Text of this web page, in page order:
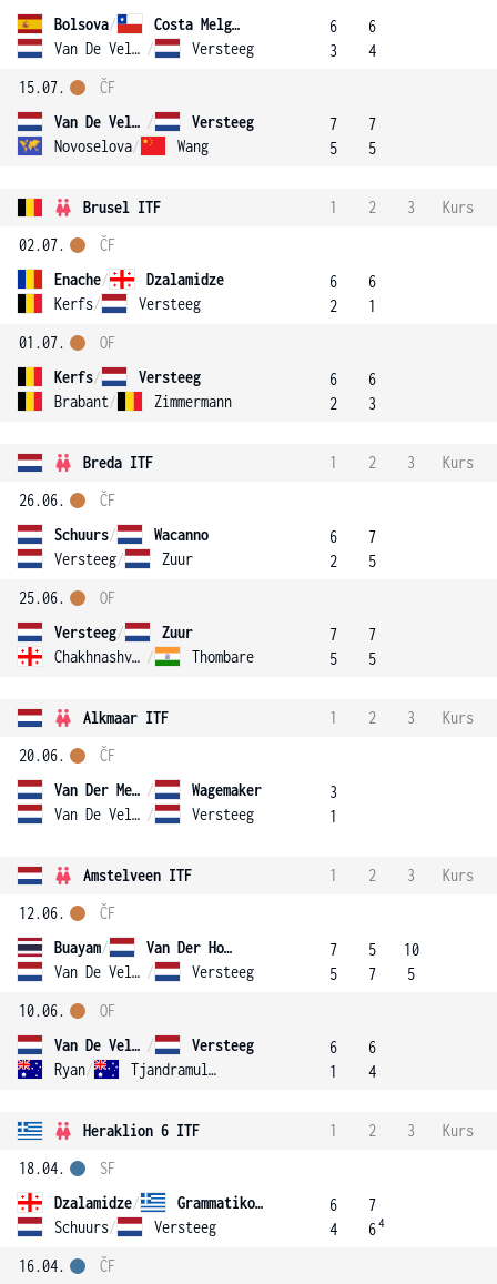
Bolsova/
Costa Melgar
Van De Velde / Versteeg
6
3
6
4
15.07.
Van De Velde /
Versteeg
Novoselova/ Wang
ČF
7
5
7
5
Brusel ITF 1 2 3
Kurs
02.07.
Enache/
Dzalamidze
Kerfs/ Versteeg
ČF
6
2
6
1
01.07.
Kerfs/
Versteeg
Brabant/ Zimmermann
OF
6
2
6
3
Breda ITF 1 2 3
Kurs
26.06.
Schuurs/
Wacanno
Versteeg/ Zuur
ČF
6
2
7
5
25.06.
Versteeg/
Zuur
Chakhnashvili / Thombare
OF
7
5
7
5
Alkmaar ITF 1 2 3
Kurs
20.06.
Van Der Meij /
Wagemaker
Van De Velde / Versteeg
ČF
3
1
Amstelveen ITF 1 2 3
Kurs
12.06.
Buayam/
Van Der Hoek
Van De Velde / Versteeg
ČF
7
5
5
7
10
5
10.06.
Van De Velde /
Versteeg
Ryan/ Tjandramulia
OF
6
1
6
4
Heraklion 6 ITF 1 2 3
Kurs
18.04.
Dzalamidze/
Grammatikopoulou
Schuurs/ Versteeg
SF
6
4
7
64
16.04.
ČF